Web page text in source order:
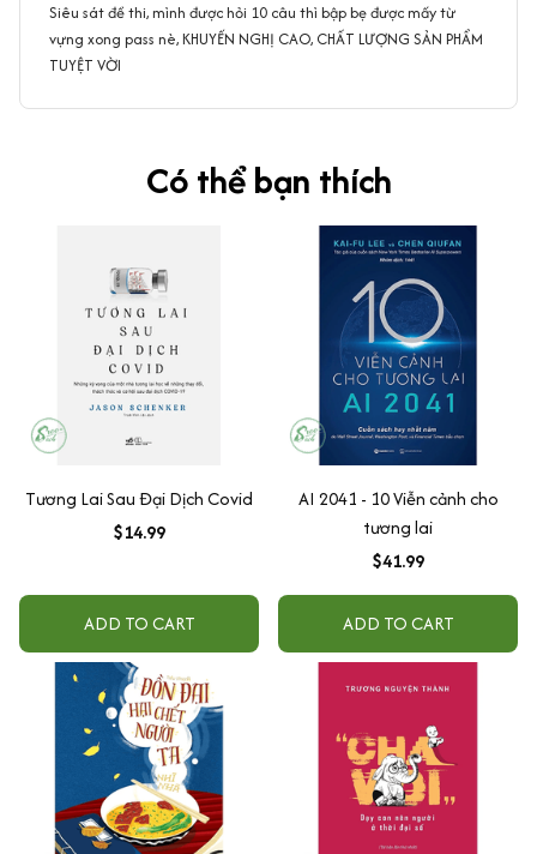
Siêu sát đề thi, mình được hỏi 10 câu thì bập bẹ được mấy từ
vựng xong pass nè, KHUYẾN NGHỊ CAO, CHẤT LƯỢNG SẢN PHẨM
TUYỆT VỜI
Có thể bạn thích
Tương Lai Sau Đại Dịch Covid
$14.99
ADD TO CART
AI 2041 - 10 Viễn cảnh cho
tương lai
$41.99
ADD TO CART